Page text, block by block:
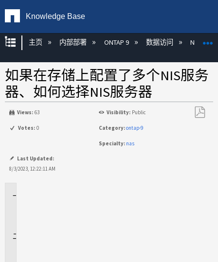
Knowledge Base
扩展/隐缩全局层次
主页 内部部署 ONTAP 9 数据访问 NAS
如果在存储上配置了多个NIS服务
器、如何选择NIS服务器
Views: 63 Visibility: Public
Votes: 0 Category:ontap-9
Specialty: nas
Last Updated:
8/3/2023, 12:22:11 AM